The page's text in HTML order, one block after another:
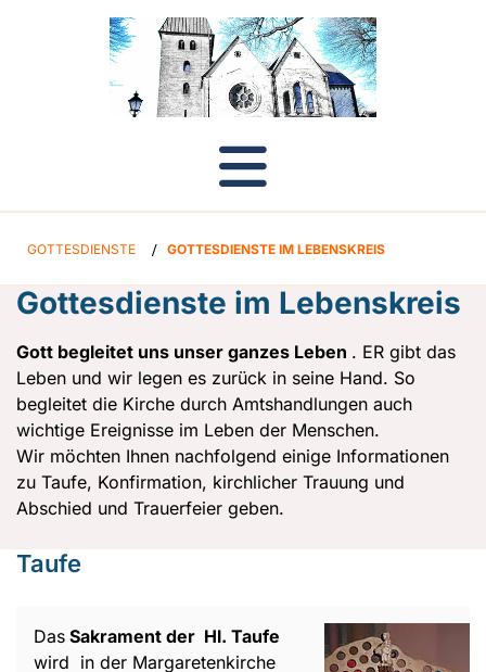
GOTTESDIENSTE / GOTTESDIENSTE IM LEBENSKREIS
Gottesdienste im Lebenskreis
Gott begleitet uns unser ganzes Leben . ER gibt das
Leben und wir legen es zurück in seine Hand. So
begleitet die Kirche durch Amtshandlungen auch
wichtige Ereignisse im Leben der Menschen.
Wir möchten Ihnen nachfolgend einige Informationen
zu Taufe, Konfirmation, kirchlicher Trauung und
Abschied und Trauerfeier geben.
Taufe
Das Sakrament der Hl. Taufe
wird in der Margaretenkirche